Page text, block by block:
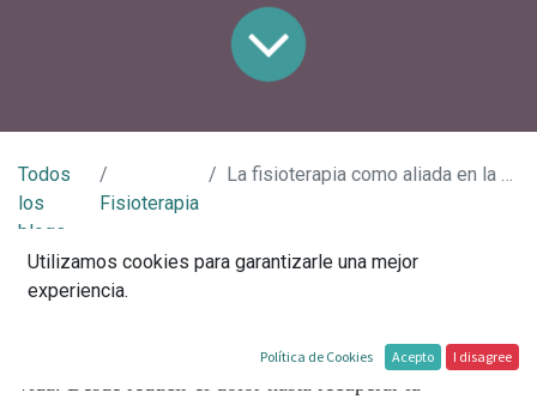
Todos
los
blogs
Fisioterapia
La fisioterapia como aliada en la gestión de enfermedades crónicas
Vivir con una enfermedad crónica puede ser un desafío,
encontrado una forma efectiva de mejorar su calidad de
Utilizamos cookies para garantizarle una mejor
experiencia.
Política de Cookies Acepto I disagree